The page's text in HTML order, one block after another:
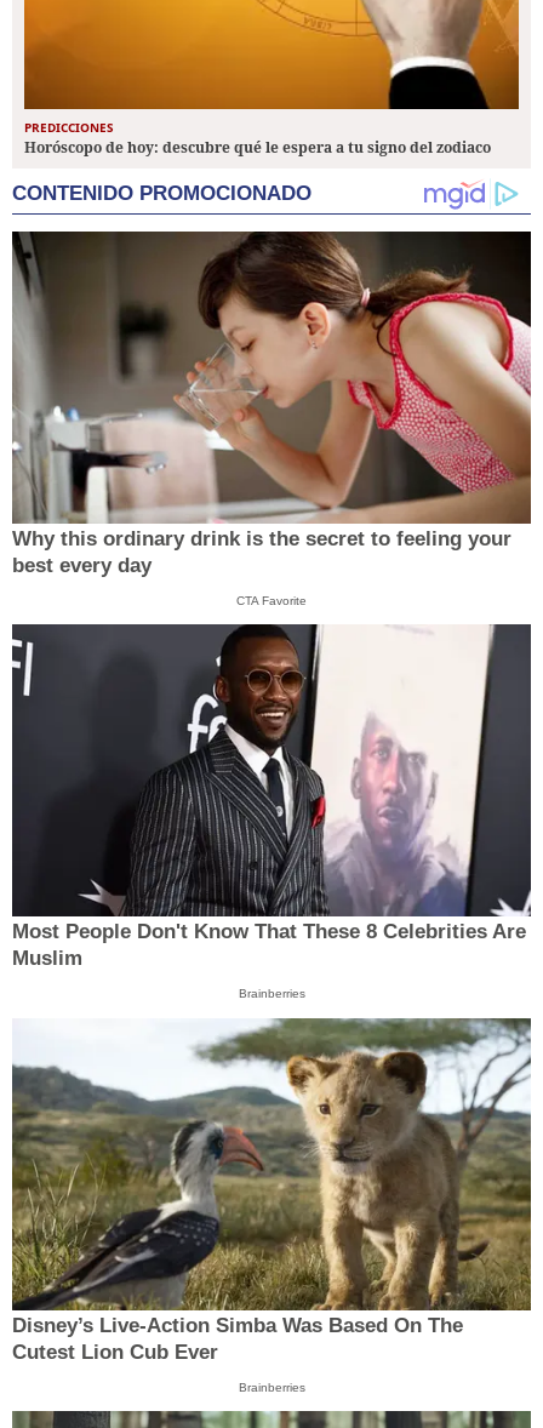
PREDICCIONES
Horóscopo de hoy: descubre qué le espera a tu signo del zodiaco
CONTENIDO PROMOCIONADO
Why this ordinary drink is the secret to feeling your
best every day
CTA Favorite
Most People Don't Know That These 8 Celebrities Are
Muslim
Brainberries
Disney’s Live-Action Simba Was Based On The
Cutest Lion Cub Ever
Brainberries